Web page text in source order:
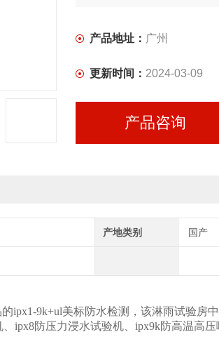
产品地址： 广州
更新时间： 2024-03-09
产品咨询
产地类别 国产
ipx1-9k+ul美标防水检测，该淋雨试验房
ipx8防压力浸水试验机、ipx9k防高温高压